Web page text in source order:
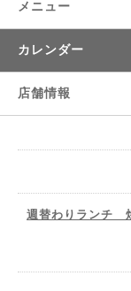
メニュー
カレンダー
店舗情報
週替わりランチ